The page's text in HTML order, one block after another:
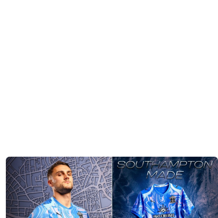
Das herausragende Auswärtstrikot von
Southampton für die Saison 26–27 ist da
20 39 0 8.9K 19 Std.